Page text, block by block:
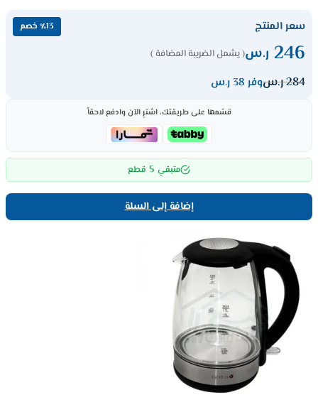
سعر المنتج ٪13 خصم
246 ر.س( يشمل الضريبة المضافة )
284ر.سوفر 38 ر.س
قسّمها على طريقتك، اشترِ الآن وادفع لاحقاً
متبقي 5 قطع
إضافة إلى السلة